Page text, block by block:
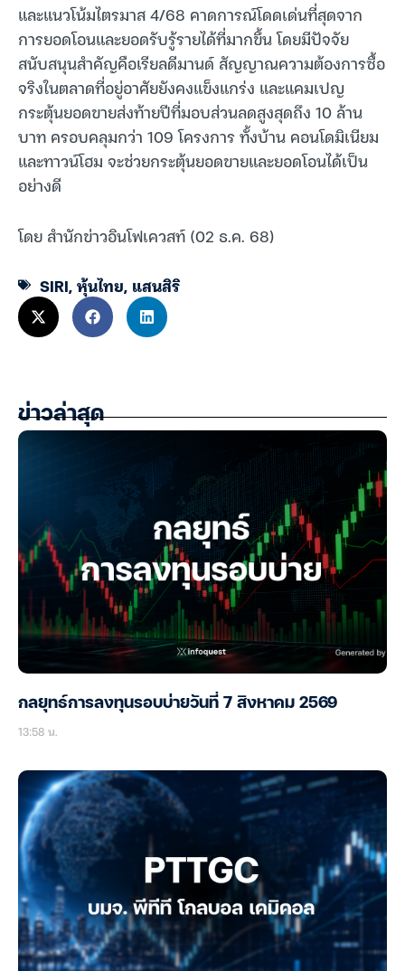
และแนวโน้มไตรมาส 4/68 คาดการณ์โดดเด่นที่สุดจาก
การยอดโอนและยอดรับรู้รายได้ที่มากขึ้น โดยมีปัจจัย
สนับสนุนสำคัญคือเรียลดีมานด์ สัญญาณความต้องการซื้อ
จริงในตลาดที่อยู่อาศัยยังคงแข็งแกร่ง และแคมเปญ
กระตุ้นยอดขายส่งท้ายปีที่มอบส่วนลดสูงสุดถึง 10 ล้าน
บาท ครอบคลุมกว่า 109 โครงการ ทั้งบ้าน คอนโดมิเนียม
และทาวน์โฮม จะช่วยกระตุ้นยอดขายและยอดโอนได้เป็น
อย่างดี
โดย สำนักข่าวอินโฟเควสท์ (02 ธ.ค. 68)
SIRI,หุ้นไทย, แสนสิริ
ข่าวล่าสุด
กลยุทธ์การลงทุนรอบบ่ายวันที่ 7 สิงหาคม 2569
13:58 น.